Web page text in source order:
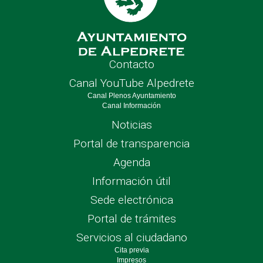
Contacto
Canal YouTube Alpedrete
Canal Plenos Ayuntamiento
Canal Información
Noticias
Portal de transparencia
Agenda
Información útil
Sede electrónica
Portal de trámites
Servicios al ciudadano
Cita previa
Impresos